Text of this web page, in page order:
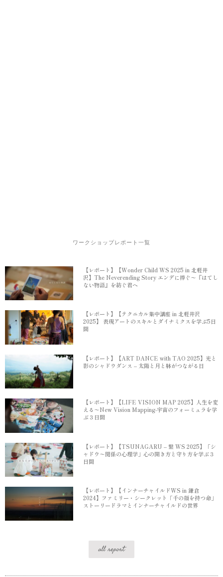
ワークショップレポート一覧
【レポート】【Wonder Child WS 2025 in 北軽井
沢】The Neverending Story エンデに捧ぐ〜『はてし
ない物語』を紡ぐ君へ
【レポート】【テクニカル集中講座 in 北軽井沢
2025】 表現アートのスキルとダイナミクスを学ぶ5日
間
【レポート】【ART DANCE with TAO 2025】光と
影のシャドウダンス – 太陽と月と躰がつながる日
【レポート】【LIFE VISION MAP 2025】人生を変
える〜New Vision Mapping-宇宙のフォーミュラを学
ぶ３日間
【レポート】【TSUNAGARU – 繋 WS 2025】「シ
ャドウ〜関係の心理学」心の開き方と守り方を学ぶ３
日間
【レポート】【インナーチャイルドWS in 鎌倉
2024】ファミリー・シークレット「千の顔を持つ命」
ストーリードラマとインナーチャイルドの世界
all report